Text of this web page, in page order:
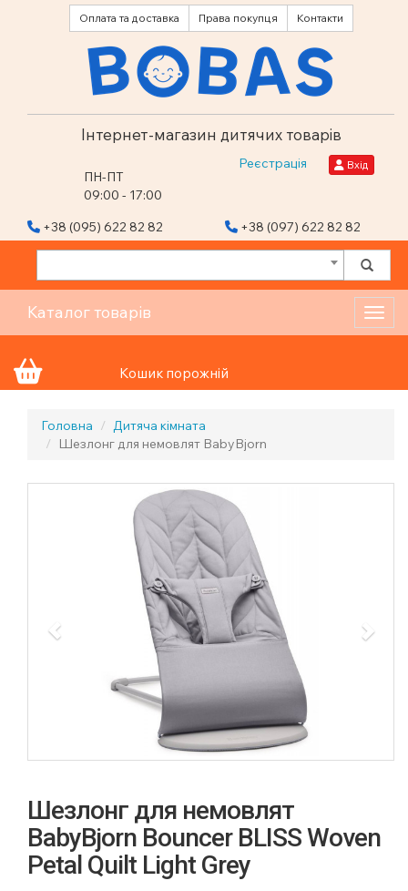
Оплата та доставка Права покупця Контакти
Інтернет-магазин дитячих товарів
ПН-ПТ
09:00 - 17:00
Реєстрація Вхід
+38 (095) 622 82 82 +38 (097) 622 82 82
Каталог товарів
Кошик порожній
Головна
Дитяча кімната
Шезлонг для немовлят BabyBjorn
Шезлонг для немовлят
BabyBjorn Bouncer BLISS Woven
Petal Quilt Light Grey